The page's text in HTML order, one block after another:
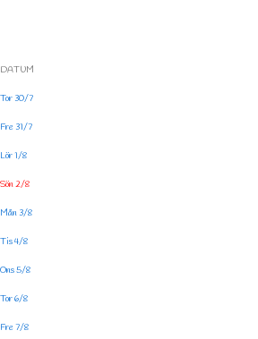
DATUM
Tor 30/7
Fre 31/7
Lör 1/8
Sön 2/8
Mån 3/8
Tis 4/8
Ons 5/8
Tor 6/8
Fre 7/8